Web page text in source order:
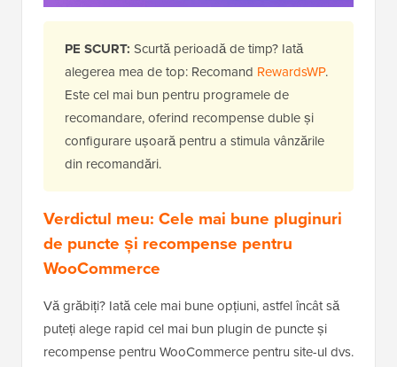
PE SCURT: Scurtă perioadă de timp? Iată
alegerea mea de top: Recomand RewardsWP.
Este cel mai bun pentru programele de
recomandare, oferind recompense duble și
configurare ușoară pentru a stimula vânzările
din recomandări.
Verdictul meu: Cele mai bune pluginuri
de puncte și recompense pentru
WooCommerce
Vă grăbiți? Iată cele mai bune opțiuni, astfel încât să
puteți alege rapid cel mai bun plugin de puncte și
recompense pentru WooCommerce pentru site-ul dvs.